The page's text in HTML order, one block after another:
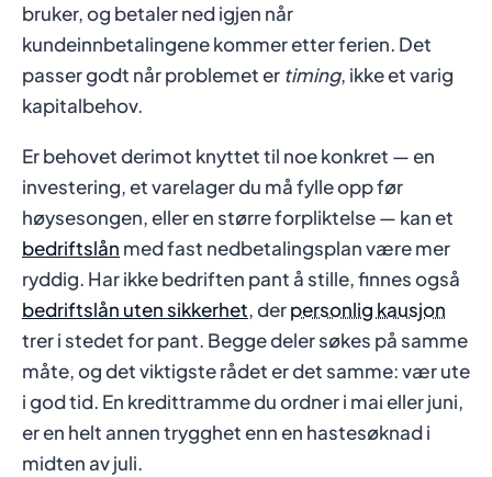
bruker, og betaler ned igjen når
kundeinnbetalingene kommer etter ferien. Det
passer godt når problemet er timing, ikke et varig
kapitalbehov.
Er behovet derimot knyttet til noe konkret — en
investering, et varelager du må fylle opp før
høysesongen, eller en større forpliktelse — kan et
bedriftslån med fast nedbetalingsplan være mer
ryddig. Har ikke bedriften pant å stille, finnes også
bedriftslån uten sikkerhet, derpersonlig kausjon
trer i stedet for pant. Begge deler søkes på samme
måte, og det viktigste rådet er det samme: vær ute
i god tid. En kredittramme du ordner i mai eller juni,
er en helt annen trygghet enn en hastesøknad i
midten av juli.